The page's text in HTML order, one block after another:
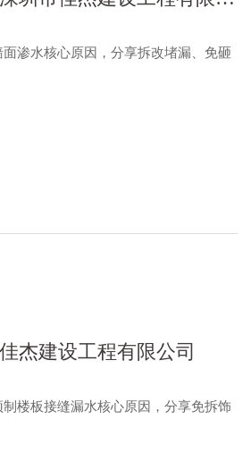
渗水核心原因，分享拆改堵漏、免砸
杰建设工程有限公司
楼板接缝漏水核心原因，分享免拆饰